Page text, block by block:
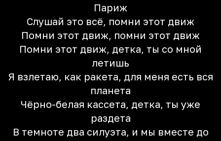
Париж
Слушай это всё, помни этот движ
Помни этот движ, помни этот движ
Помни этот движ, детка, ты со мной
летишь
Я взлетаю, как ракета, для меня есть вся
планета
Чёрно-белая кассета, детка, ты уже
раздета
В темноте два силуэта, и мы вместе до